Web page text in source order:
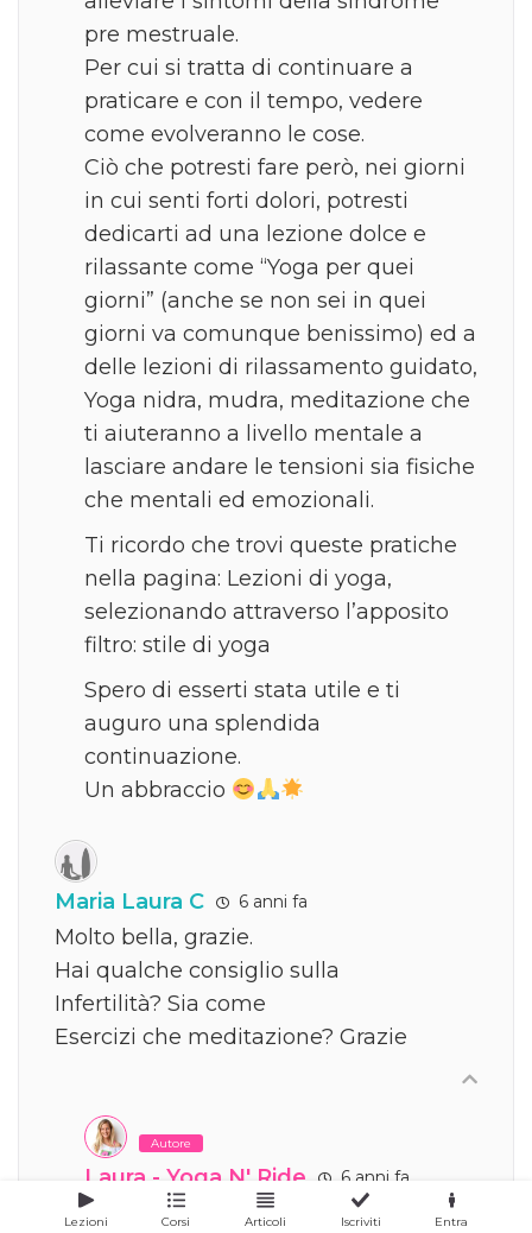
pre mestruale.
Per cui si tratta di continuare a
praticare e con il tempo, vedere
come evolveranno le cose.
Ciò che potresti fare però, nei giorni
in cui senti forti dolori, potresti
dedicarti ad una lezione dolce e
rilassante come “Yoga per quei
giorni” (anche se non sei in quei
giorni va comunque benissimo) ed a
delle lezioni di rilassamento guidato,
Yoga nidra, mudra, meditazione che
ti aiuteranno a livello mentale a
lasciare andare le tensioni sia fisiche
che mentali ed emozionali.
Ti ricordo che trovi queste pratiche
nella pagina: Lezioni di yoga,
selezionando attraverso l’apposito
filtro: stile di yoga
Spero di esserti stata utile e ti
auguro una splendida
continuazione.
Un abbraccio
Maria Laura C 6 anni fa
Molto bella, grazie.
Hai qualche consiglio sulla
Infertilità? Sia come
Esercizi che meditazione? Grazie
Autore
Laura - Yoga N' Ride
6 anni fa
Rispondi a
Maria Laura C
Lezioni Corsi Articoli Iscriviti Entra